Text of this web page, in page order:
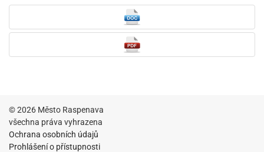
© 2026 Město Raspenava
všechna práva vyhrazena
Ochrana osobních údajů
Prohlášení o přístupnosti